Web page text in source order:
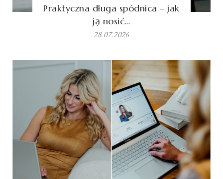
Praktyczna długa spódnica – jak
ją nosić…
28.07.2026